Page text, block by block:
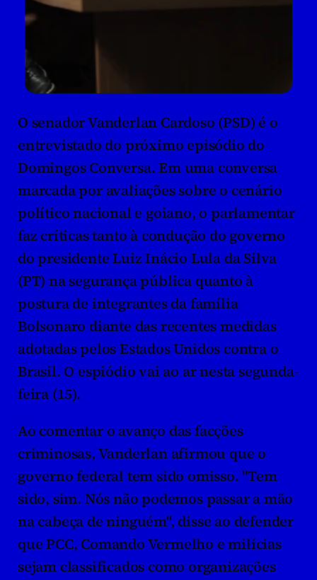
O senador Vanderlan Cardoso (PSD) é o
entrevistado do próximo episódio do
Domingos Conversa. Em uma conversa
marcada por avaliações sobre o cenário
político nacional e goiano, o parlamentar
faz críticas tanto à condução do governo
do presidente Luiz Inácio Lula da Silva
(PT) na segurança pública quanto à
postura de integrantes da família
Bolsonaro diante das recentes medidas
adotadas pelos Estados Unidos contra o
Brasil. O espiódio vai ao ar nesta segunda-
feira (15).
Ao comentar o avanço das facções
criminosas, Vanderlan afirmou que o
governo federal tem sido omisso. "Tem
sido, sim. Nós não podemos passar a mão
na cabeça de ninguém", disse ao defender
que PCC, Comando Vermelho e milícias
sejam classificados como organizações